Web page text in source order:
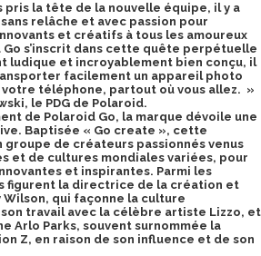
pris la tête de la nouvelle équipe, il y a
relâche et avec passion pour
et créatifs à tous les amoureux
Go s’inscrit dans cette quête perpétuelle
ludique et incroyablement bien conçu, il
facilement un appareil photo
téléphone, partout où vous allez. »
le PDG de Polaroid.
de Polaroid Go, la marque dévoile une
Baptisée « Go create », cette
groupe de créateurs passionnés venus
et de cultures mondiales variées, pour
et inspirantes. Parmi les
figurent la directrice de la création et
qui façonne la culture
travail avec la célèbre artiste Lizzo, et
Arlo Parks, souvent surnommée la
Z, en raison de son influence et de son